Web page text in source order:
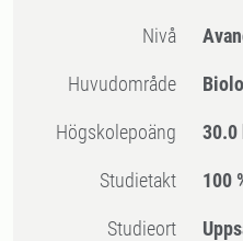
Nivå
Huvudområde
högskolepoäng 30.0
Studietakt 100
Studieort